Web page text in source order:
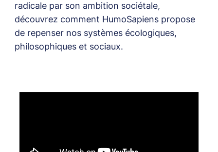
radicale par son ambition sociétale,
découvrez comment HumoSapiens propose
de repenser nos systèmes écologiques,
philosophiques et sociaux.